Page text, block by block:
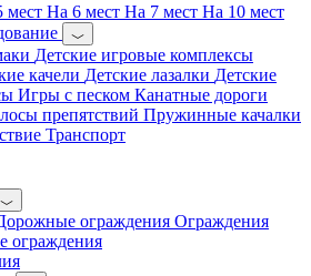
мест На 6 мест На 7 мест На 10 мест
Детские игровые комплексы
качели Детские лазалки Детские
Игры с песком Канатные дороги
препятствий Пружинные качалки
Транспорт
ограждения Ограждения
ограждения